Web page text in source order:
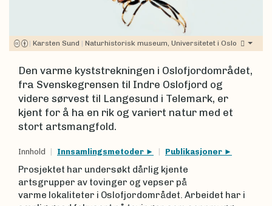
| Karsten Sund | Naturhistorisk museum, Universitetet i Oslo
Den varme kyststrekningen i Oslofjordområdet,
fra Svenskegrensen til Indre Oslofjord og
videre sørvest til Langesund i Telemark, er
kjent for å ha en rik og variert natur med et
stort artsmangfold.
Innhold Innsamlingsmetoder Publikasjoner
Prosjektet har undersøkt dårlig kjente
artsgrupper av tovinger og vepser på
varme lokaliteter i Oslofjordområdet. Arbeidet har i